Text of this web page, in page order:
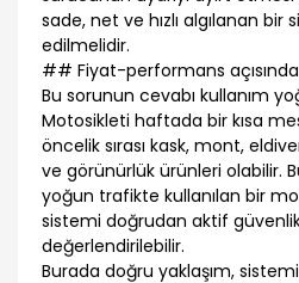
sade, net ve hızlı algılanan
edilmelidir.
## Fiyat-performans
Bu sorunun cevabı kullanım
Motosikleti haftada bir kısa
öncelik sırası kask, mont,
ve görünürlük ürünleri olabilir.
yoğun trafikte kullanılan bir
sistemi doğrudan aktif güvenlik
değerlendirilebilir.
Burada doğru yaklaşım,